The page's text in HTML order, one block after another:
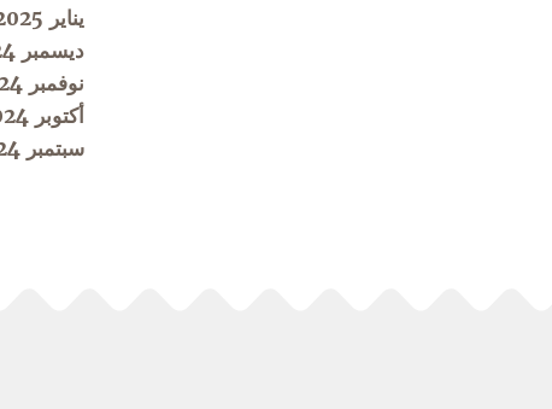
يناير 2025
ديسمبر 2024
نوفمبر 2024
أكتوبر 2024
سبتمبر 2024